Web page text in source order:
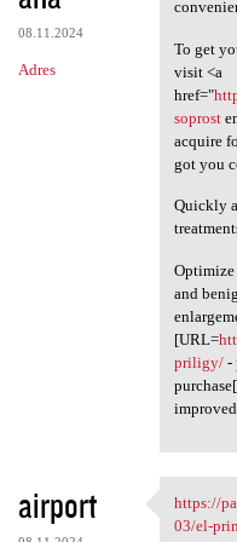
08.11.2024
Adres
To get
visit <a
href="
soprost
acquire
got you
Quickly
and
[URL=
priligy/-
airport https://
https://
03/el-